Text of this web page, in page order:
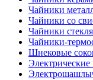
Чайники
Чайники со
Чайники
Чайники-
Шнековые
Электрические